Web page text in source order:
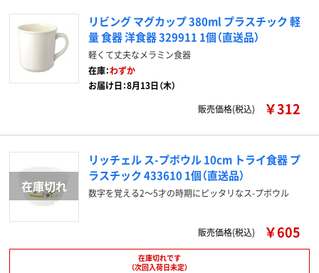
リビング マグカップ 380ml プラスチック 軽
量 食器 洋食器 329911 1個（直送品）
軽くて丈夫なメラミン食器
在庫：わずか
お届け日：8月13日（木）
販売価格(税込)
￥312
リッチェル ス-プボウル 10cm トライ食器 プ
ラスチック 433610 1個（直送品）
数字を覚える2～5才の時期にピッタリなス-プボウル
販売価格(税込) ￥605
在庫切れです
（次回入荷日未定）